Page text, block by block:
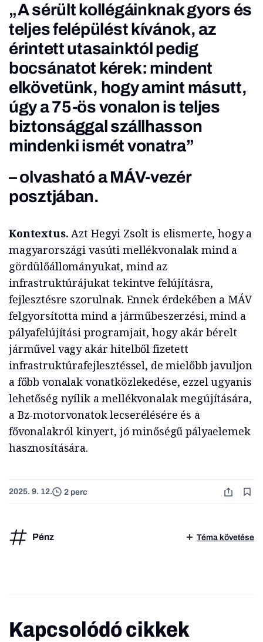
„A sérült kollégáinknak gyors és
teljes felépülést kívánok, az
érintett utasainktól pedig
bocsánatot kérek: mindent
elkövetünk, hogy amint másutt,
úgy a 75-ös vonalon is teljes
biztonsággal szállhasson
mindenki ismét vonatra”
– olvasható a MÁV-vezér
posztjában.
Kontextus. Azt Hegyi Zsolt is elismerte, hogy a
magyarországi vasúti mellékvonalak mind a
gördülőállományukat, mind az
infrastruktúrájukat tekintve felújításra,
fejlesztésre szorulnak. Ennek érdekében a MÁV
felgyorsította mind a járműbeszerzési, mind a
pályafelújítási programjait, hogy akár bérelt
járművel vagy akár hitelből fizetett
infrastruktúrafejlesztéssel, de mielőbb javuljon
a főbb vonalak vonatközlekedése, ezzel ugyanis
lehetőség nyílik a mellékvonalak megújítására,
a Bz-motorvonatok lecserélésére és a
fővonalakról kinyert, jó minőségű pályaelemek
hasznosítására.
2025. 9. 12. 2 perc
Pénz Téma követése
Kapcsolódó cikkek